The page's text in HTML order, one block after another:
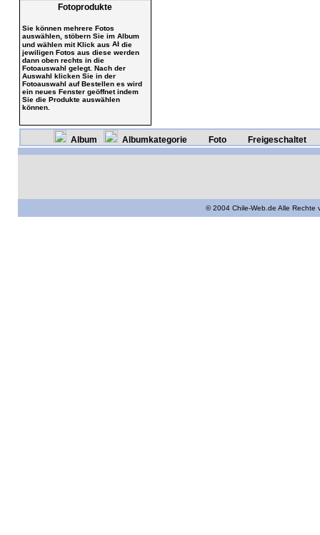
Fotoprodukte
Sie können mehrere Fotos
auswählen, stöbern Sie im Album
und wählen mit Klick aus
die
jewiligen Fotos aus diese werden
dann oben rechts in die
Fotoauswahl gelegt. Nach der
Auswahl klicken Sie in der
Fotoauswahl auf Bestellen es wird
ein neues Fenster geöffnet indem
Sie die Produkte auswählen
können.
Album Albumkategorie Foto Freigeschaltet
© 2004 Chile-Web.de Alle Rechte